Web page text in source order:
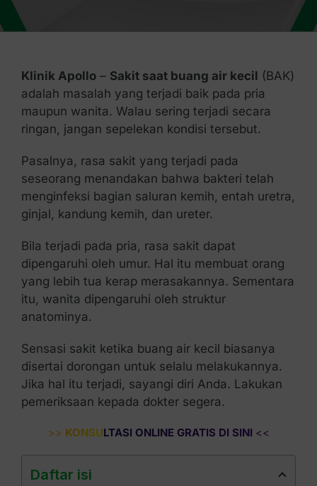
Klinik Apollo– Sakit saat buang air kecil (BAK)
adalah masalah yang terjadi baik pada pria
maupun wanita. Walau sering terjadi secara
ringan, jangan sepelekan kondisi tersebut.
Pasalnya, rasa sakit yang terjadi pada
seseorang menandakan bahwa bakteri telah
menginfeksi bagian saluran kemih, entah uretra,
ginjal, kandung kemih, dan ureter.
Bila terjadi pada pria, rasa sakit dapat
dipengaruhi oleh umur. Hal itu membuat orang
yang lebih tua kerap merasakannya. Sementara
itu, wanita dipengaruhi oleh struktur
anatominya.
Sensasi sakit ketika buang air kecil biasanya
disertai dorongan untuk selalu melakukannya.
Jika hal itu terjadi, sayangi diri Anda. Lakukan
pemeriksaan kepada dokter segera.
>> KONSULTASI ONLINE GRATIS DI SINI <<
Daftar isi